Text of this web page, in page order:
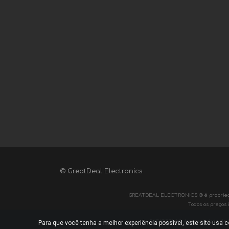
© GreatDeal Electronics
GREATDEAL ELECTRONICS ® é
Todos os
RADIOBELA® é propriedade de
Para que você tenha a melhor experiência possível, este site